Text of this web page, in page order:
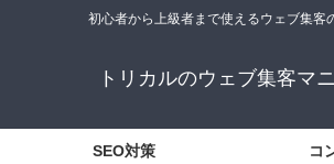
初心者から上級者まで使えるウェブ集客
トリカルのウェブ集客マ
SEO対策 コ